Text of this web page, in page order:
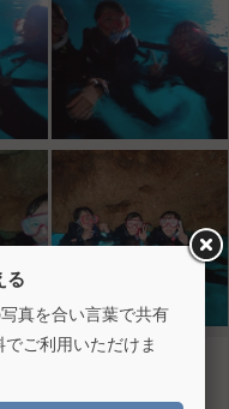
る
真を合い言葉で共有
ご利用いただけま